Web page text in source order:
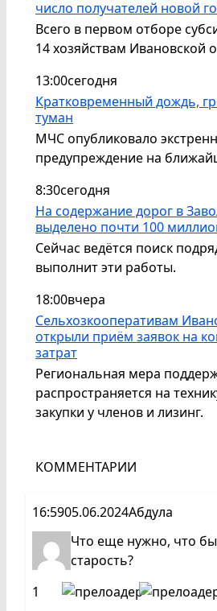
число получателей новой
Всего в первом отборе
14 хозяйствам Ивановской
13:00сегодня
Кратковременный дождь,
туман
МЧС опубликовало
предупреждение на
8:30сегодня
На содержание дорог в
выделено почти 100
Сейчас ведётся поиск
выполнит эти работы.
18:00вчера
Сельхозкооперативам
открыли приём заявок на
затрат
Региональная мера
распространяется на
закупки у членов и лизинг.
КОММЕНТАРИИ
16:5905.06.2024Абдула
Что еще нужно, что бы
старость?
1